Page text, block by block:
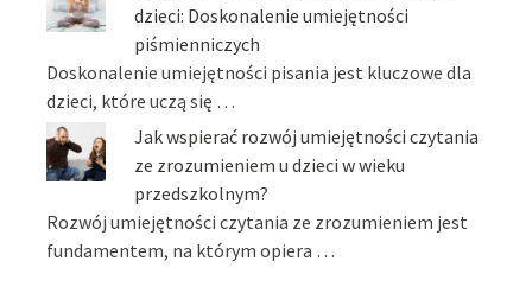
dzieci: Doskonalenie umiejętności
piśmienniczych
Doskonalenie umiejętności pisania jest kluczowe dla
dzieci, które uczą się …
Jak wspierać rozwój umiejętności czytania
ze zrozumieniem u dzieci w wieku
przedszkolnym?
Rozwój umiejętności czytania ze zrozumieniem jest
fundamentem, na którym opiera …